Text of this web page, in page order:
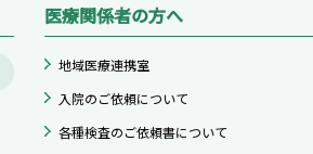
医療関係者の方へ
地域医療連携室
入院のご依頼について
各種検査のご依頼書について